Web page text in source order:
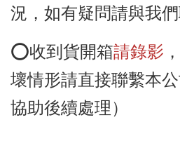
況，如有疑問請與我
⭕️收到貨開箱請錄影
壞情形請直接聯繫本
協助後續處理）